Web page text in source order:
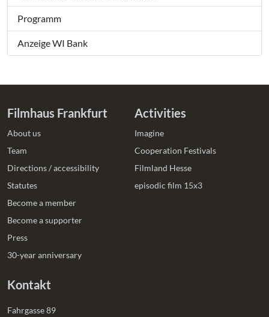
Programm
Anzeige WI Bank
Filmhaus Frankfurt
About us
Team
Directions / accessibility
Statutes
Become a member
Become a supporter
Press
30-year anniversary
Activities
Imagine
Cooperation Festivals
Filmland Hesse
episodic film 15x3
Kontakt
Fahrgasse 89